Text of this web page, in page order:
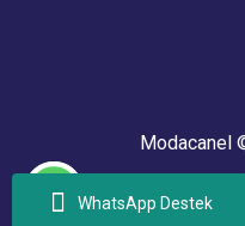
WhatsApp Destek
Modacanel